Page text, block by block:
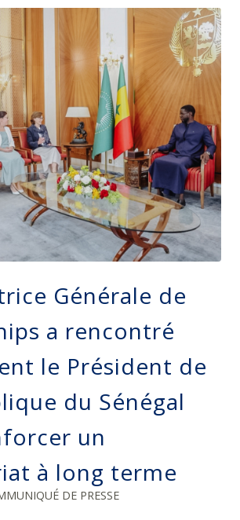
Générale de
a rencontré
le Président de
du Sénégal
un
à long terme
DE PRESSE